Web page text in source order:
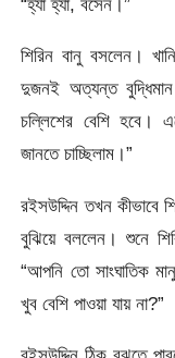
“হ্যাঁ হ্যাঁ, বসেন।”
শিরিন বানু বসলেন।
দুজনই অত্যন্ত
চল্লিশের বেশি হবে।
জানতে চাচ্ছিলাম।”
রইসউদ্দিন তখন কীভাবে
বুঝিয়ে বললেন। শুনে
“আপনি তো সাংঘাতিক
খুব বেশি পাওয়া যায় না?”